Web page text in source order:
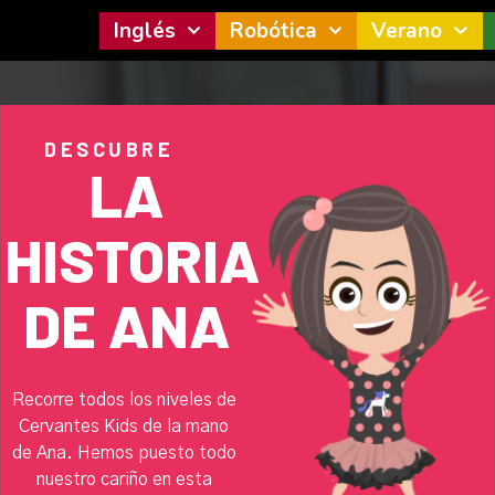
Inglés Robótica Verano
DESCUBRE
LA
HISTORIA
DE ANA
Recorre todos los niveles de
Cervantes Kids de la mano
de Ana. Hemos puesto todo
nuestro cariño en esta